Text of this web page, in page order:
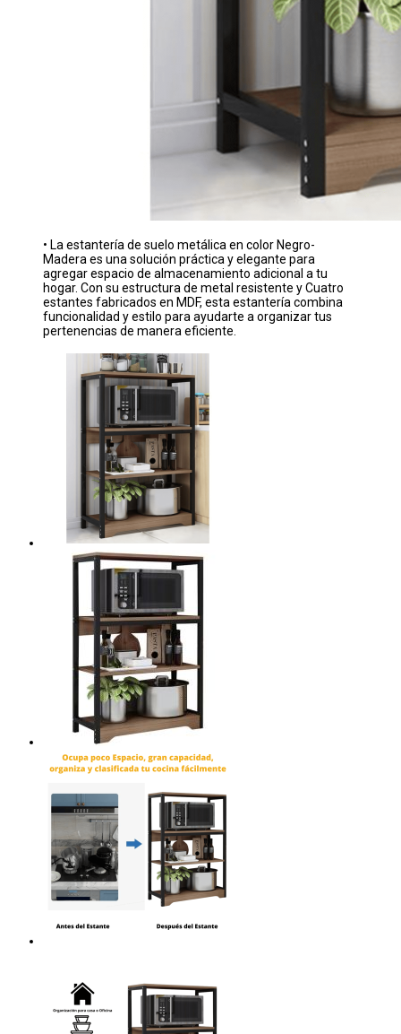
• La estantería de suelo metálica en color Negro-
Madera es una solución práctica y elegante para
agregar espacio de almacenamiento adicional a tu
hogar. Con su estructura de metal resistente y Cuatro
estantes fabricados en MDF, esta estantería combina
funcionalidad y estilo para ayudarte a organizar tus
pertenencias de manera eficiente.